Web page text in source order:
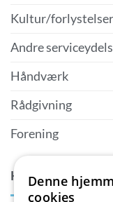
Kultur/
Andre
Håndværk
Rådgivning
Forening
Denne
cookies